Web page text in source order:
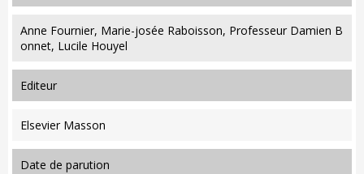
Anne Fournier, Marie-josée Raboisson, Professeur Damien B
onnet, Lucile Houyel
editeur
Elsevier Masson
date de parution